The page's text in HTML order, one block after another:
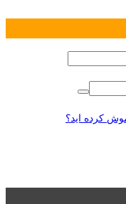
کرده اید؟